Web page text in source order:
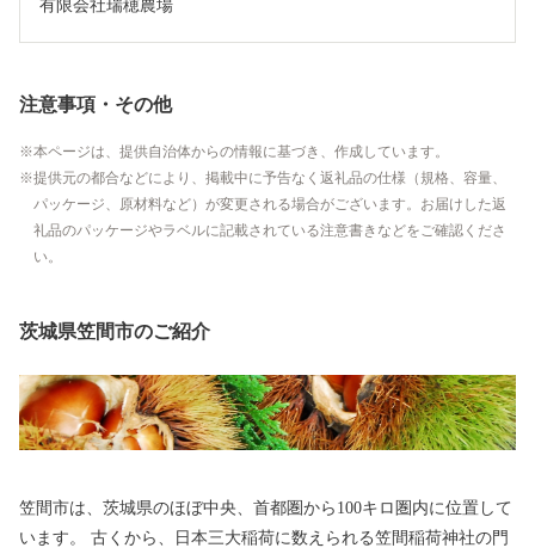
有限会社瑞穂農場
注意事項・その他
本ページは、提供自治体からの情報に基づき、作成しています。
提供元の都合などにより、掲載中に予告なく返礼品の仕様（規格、容量、
パッケージ、原材料など）が変更される場合がございます。お届けした返
礼品のパッケージやラベルに記載されている注意書きなどをご確認くださ
い。
茨城県笠間市のご紹介
笠間市は、茨城県のほぼ中央、首都圏から100キロ圏内に位置して
います。 古くから、日本三大稲荷に数えられる笠間稲荷神社の門